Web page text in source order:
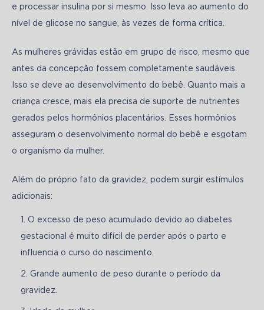
e processar insulina por si mesmo. Isso leva ao aumento do
nível de glicose no sangue, às vezes de forma crítica.
As mulheres grávidas estão em grupo de risco, mesmo que
antes da concepção fossem completamente saudáveis.
Isso se deve ao desenvolvimento do bebê. Quanto mais a
criança cresce, mais ela precisa de suporte de nutrientes
gerados pelos hormônios placentários. Esses hormônios
asseguram o desenvolvimento normal do bebê e esgotam
o organismo da mulher.
Além do próprio fato da gravidez, podem surgir estímulos
adicionais:
O excesso de peso acumulado devido ao diabetes
gestacional é muito difícil de perder após o parto e
influencia o curso do nascimento.
Grande aumento de peso durante o período da
gravidez.